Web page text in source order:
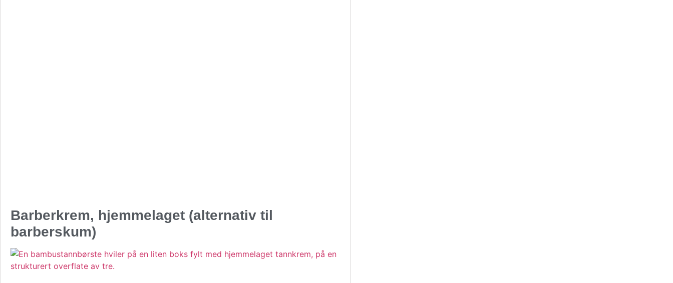
Barberkrem, hjemmelaget (alternativ til
barberskum)